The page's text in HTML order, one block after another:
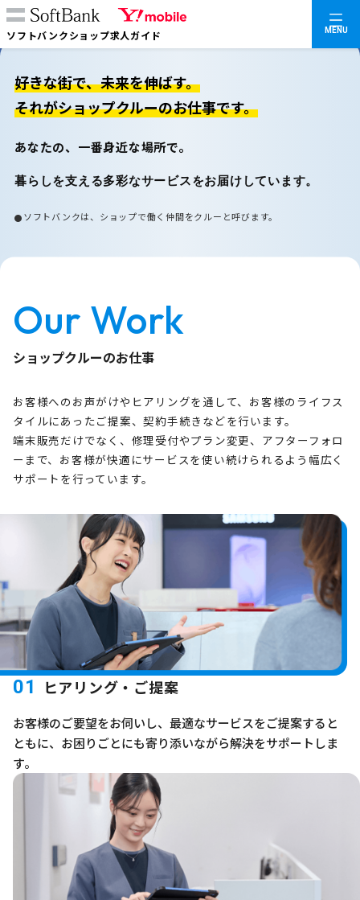
ソフトバンクショップ求人ガイド MENU
好きな街で、未来を伸ばす。
それがショップクルーのお仕事です。
あなたの、一番身近な場所で。
暮らしを支える多彩なサービスをお届けしています。
ソフトバンクは、ショップで働く仲間をクルーと呼びます。
Our Work
ショップクルーのお仕事
お客様へのお声がけやヒアリングを通して、お客様のライフス
タイルにあったご提案、契約手続きなどを行います。
端末販売だけでなく、修理受付やプラン変更、アフターフォロ
ーまで、お客様が快適にサービスを使い続けられるよう幅広く
サポートを行っています。
01 ヒアリング・ご提案
お客様のご要望をお伺いし、最適なサービスをご提案すると
ともに、お困りごとにも寄り添いながら解決をサポートしま
す。